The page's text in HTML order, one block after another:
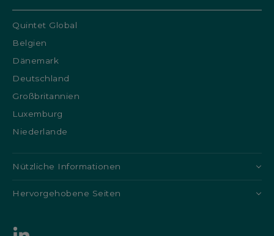
Quintet Global
Belgien
Dänemark
Deutschland
Großbritannien
Luxemburg
Niederlande
Nützliche Informationen
Hervorgehobene Seiten